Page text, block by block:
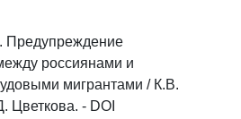
Предупреждение
россиянами и
мигрантами / К.В.
Цветкова. - DOI